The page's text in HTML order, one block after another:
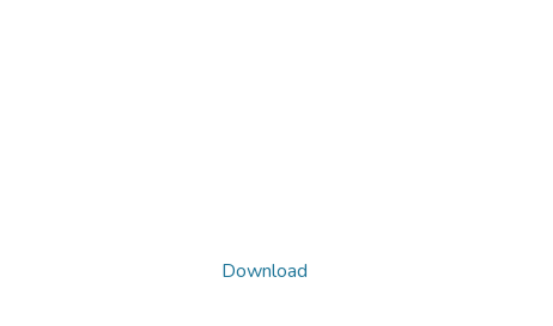
Download